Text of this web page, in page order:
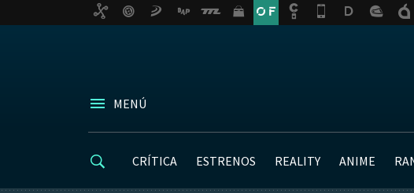
MENÚ
CRÍTICA ESTRENOS REALITY ANIME